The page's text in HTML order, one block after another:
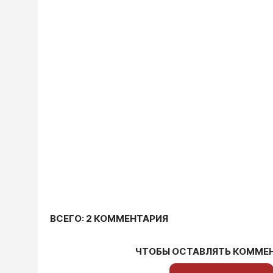
ВСЕГО: 2 КОММЕНТАРИЯ
ЧТОБЫ ОСТАВЛЯТЬ